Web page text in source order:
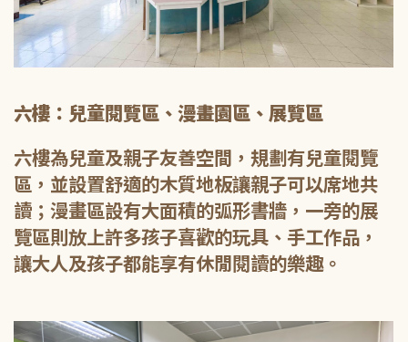
六樓：兒童閱覽區、漫畫園區、展覽區
六樓為兒童及親子友善空間，規劃有兒童閱覽
區，並設置舒適的木質地板讓親子可以席地共
讀；漫畫區設有大面積的弧形書牆，一旁的展
覽區則放上許多孩子喜歡的玩具、手工作品，
讓大人及孩子都能享有休閒閱讀的樂趣。